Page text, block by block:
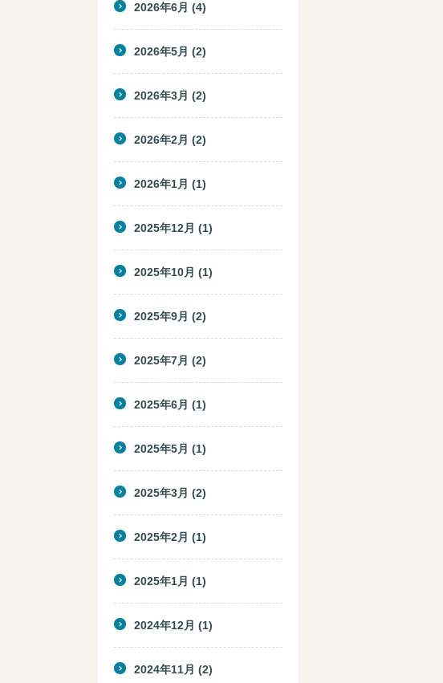
2026年6月 (4)
2026年5月 (2)
2026年3月 (2)
2026年2月 (2)
2026年1月 (1)
2025年12月 (1)
2025年10月 (1)
2025年9月 (2)
2025年7月 (2)
2025年6月 (1)
2025年5月 (1)
2025年3月 (2)
2025年2月 (1)
2025年1月 (1)
2024年12月 (1)
2024年11月 (2)